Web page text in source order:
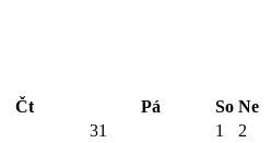
Čt Pá So Ne
31 1 2